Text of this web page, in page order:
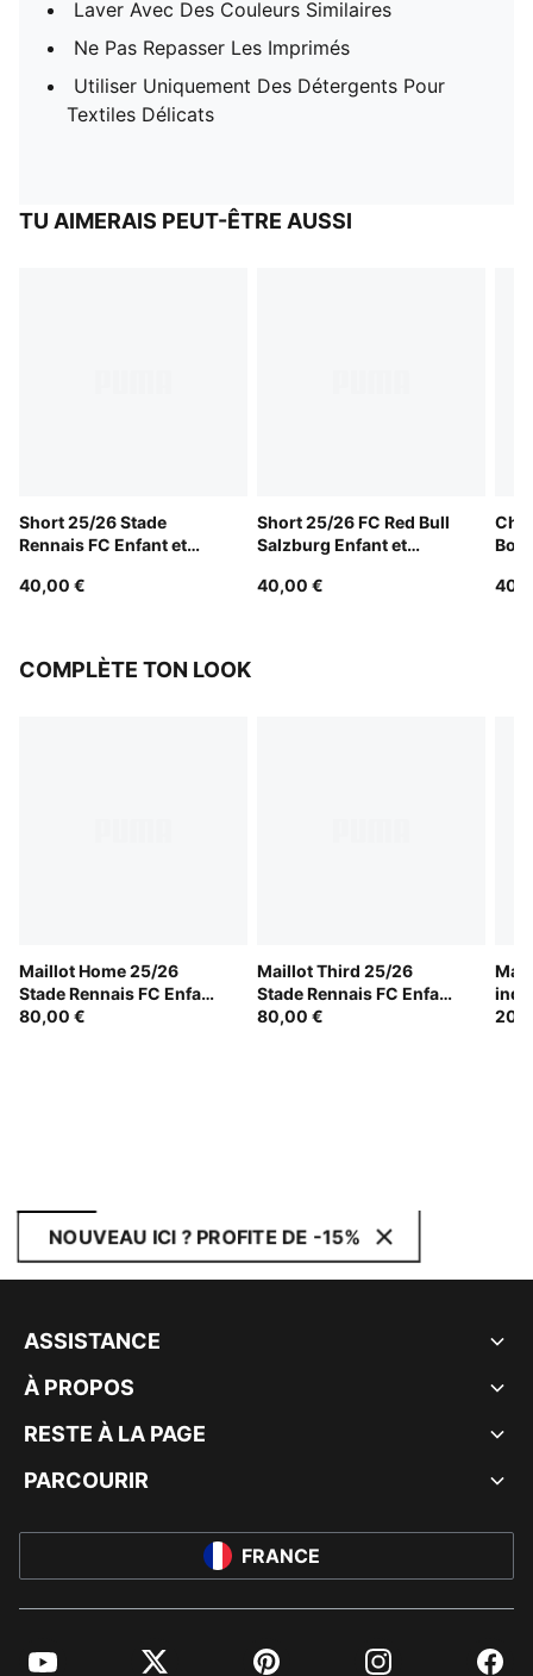
Laver Avec Des Couleurs Similaires
Ne Pas Repasser Les Imprimés
Utiliser Uniquement Des Détergents Pour
Textiles Délicats
TU AIMERAIS PEUT-ÊTRE AUSSI
Short 25/26 Stade
Rennais FC Enfant et
40,00 €
Short 25/26 FC Red Bull
Salzburg Enfant et
40,00 €
COMPLÈTE TON LOOK
Maillot Home 25/26
Stade Rennais FC Enfant
et Adolescent
80,00 €
Maillot Third 25/26
Stade Rennais FC Enfant
et Adolescent
80,00 €
NOUVEAU ICI ? PROFITE DE -15%
ASSISTANCE
À PROPOS
RESTE À LA PAGE
PARCOURIR
FRANCE
YouTube Twitter Pinterest Instagram